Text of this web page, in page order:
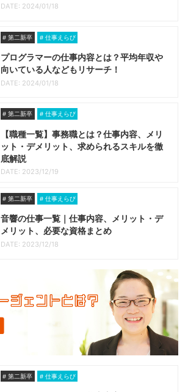
DATE: 2024/01/18
第二新卒 仕事えらび
プログラマーの仕事内容とは？平均年収や
向いている人などもリサーチ！
DATE: 2024/01/18
第二新卒 仕事えらび
【職種一覧】事務職とは？仕事内容、メリ
ット・デメリット、求められるスキルを徹
底解説
DATE: 2023/12/19
第二新卒 仕事えらび
音響の仕事一覧｜仕事内容、メリット・デ
メリット、必要な資格まとめ
DATE: 2023/12/18
第二新卒 仕事えらび